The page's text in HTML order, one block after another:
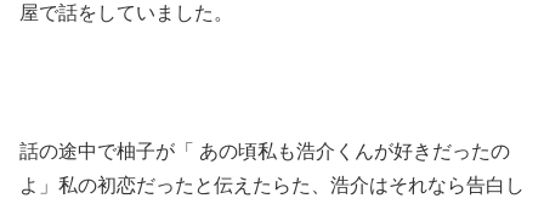
屋で話をしていました。
話の途中で柚子が「 あの頃私も浩介くんが好きだったの
よ」私の初恋だったと伝えたらた、浩介はそれなら告白し